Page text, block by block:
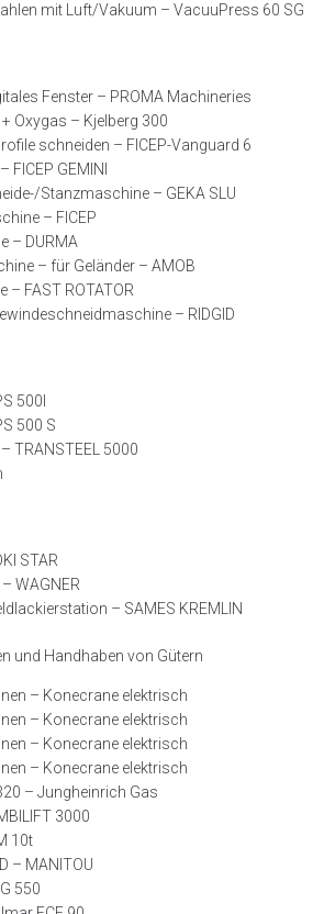
mit Luft/Vakuum – VacuuPress 60 SG
Fenster – PROMA Machineries
Oxygas – Kjelberg 300
schneiden – FICEP-Vanguard 6
GEMINI
Stanzmaschine – GEKA SLU
– FICEP
– DURMA
– für Geländer – AMOB
FAST ROTATOR
– RIDGID
500I
500 S
TRANSTEEL 5000
STAR
WAGNER
– SAMES KREMLIN
und Handhaben von Gütern
– Konecrane elektrisch
– Konecrane elektrisch
– Konecrane elektrisch
– Konecrane elektrisch
– Jungheinrich Gas
3000
10t
– MANITOU
550